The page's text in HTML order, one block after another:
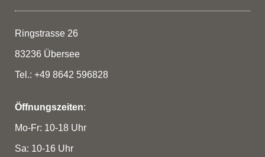
Ringstrasse 26
83236 Übersee
Tel.: +49 8642 596828
Öffnungszeiten:
Mo-Fr: 10-18 Uhr
Sa: 10-16 Uhr